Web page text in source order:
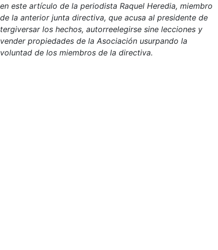
en este artículo de la periodista Raquel Heredia, miembro
de la anterior junta directiva, que acusa al presidente de
tergiversar los hechos, autorreelegirse sine lecciones y
vender propiedades de la Asociación usurpando la
voluntad de los miembros de la directiva.